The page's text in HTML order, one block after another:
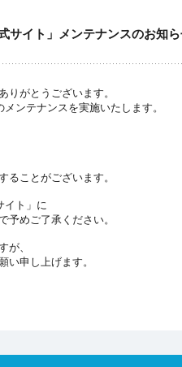
サイト」メンテナンスのお知
りがとうございます。
ンテナンスを実施いたします。
ことがございます。
イト」に
予めご了承ください。
が、
い申し上げます。